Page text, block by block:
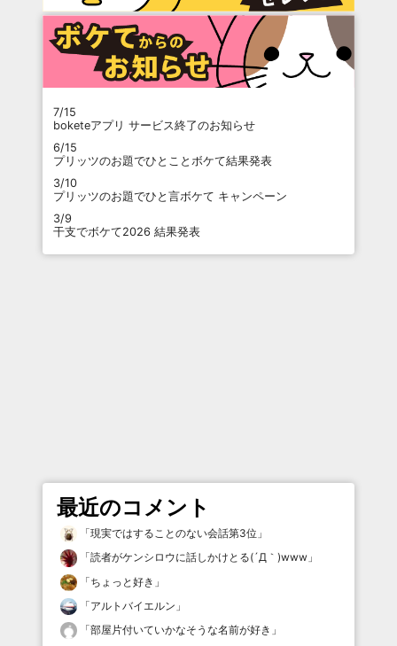
7/15
boketeアプリ サービス終了のお知らせ
6/15
プリッツのお題でひとことボケて結果発表
3/10
プリッツのお題でひと言ボケて キャンペーン
3/9
干支でボケて2026 結果発表
最近のコメント
「現実ではすることのない会話第3位 」
「読者がケンシロウに話しかけとる(´Д｀)www 」
「ちょっと好き 」
「アルトバイエルン 」
「部屋片付いていかなそうな名前が好き 」